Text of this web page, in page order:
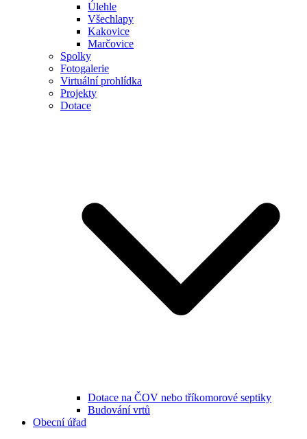
Úlehle
Všechlapy
Kakovice
Marčovice
Spolky
Fotogalerie
Virtuální prohlídka
Projekty
Dotace
Dotace na ČOV nebo tříkomorové septiky
Budování vrtů
Obecní úřad